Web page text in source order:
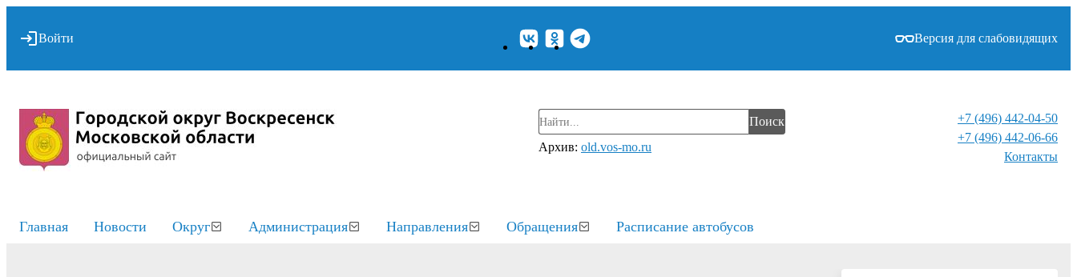
Войти Версия для слабовидящих
Поиск
Архив: old.vos-mo.ru
+7 (496) 442-04-50
+7 (496) 442-06-66
Контакты⁠
Главная Новости Округ Администрация Направления Обращения Расписание автобусов